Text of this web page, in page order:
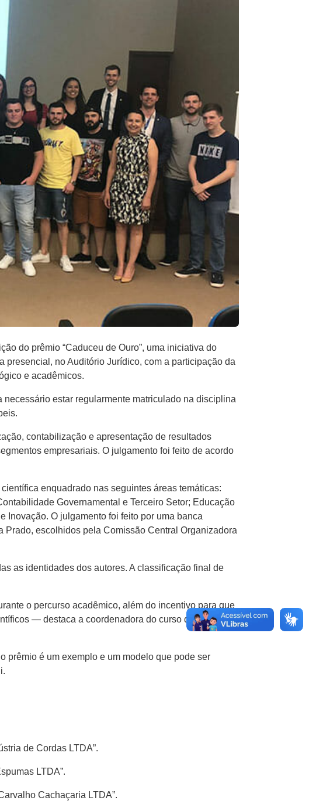
do prêmio “Caduceu de Ouro”, uma iniciativa do
no Auditório Jurídico, com a participação da
e acadêmicos.
estar regularmente matriculado na disciplina
contabilização e apresentação de resultados
empresariais. O julgamento foi feito de acordo
enquadrado nas seguintes áreas temáticas:
Governamental e Terceiro Setor; Educação
Inovação. O julgamento foi feito por uma banca
escolhidos pela Comissão Central Organizadora
as identidades dos autores. A classificação final de
o percurso acadêmico, além do incentivo para que
— destaca a coordenadora do curso de
é um exemplo e um modelo que pode ser
de Cordas LTDA”.
LTDA”.
Cachaçaria LTDA”.